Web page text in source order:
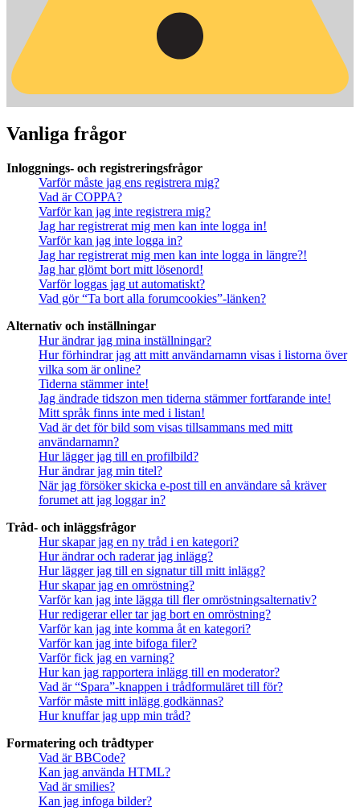
Vanliga frågor
Inloggnings- och registreringsfrågor
Varför måste jag ens registrera mig?
Vad är COPPA?
Varför kan jag inte registrera mig?
Jag har registrerat mig men kan inte logga in!
Varför kan jag inte logga in?
Jag har registrerat mig men kan inte logga in längre?!
Jag har glömt bort mitt lösenord!
Varför loggas jag ut automatiskt?
Vad gör “Ta bort alla forumcookies”-länken?
Alternativ och inställningar
Hur ändrar jag mina inställningar?
Hur förhindrar jag att mitt användarnamn visas i listorna över
vilka som är online?
Tiderna stämmer inte!
Jag ändrade tidszon men tiderna stämmer fortfarande inte!
Mitt språk finns inte med i listan!
Vad är det för bild som visas tillsammans med mitt
användarnamn?
Hur lägger jag till en profilbild?
Hur ändrar jag min titel?
När jag försöker skicka e-post till en användare så kräver
forumet att jag loggar in?
Tråd- och inläggsfrågor
Hur skapar jag en ny tråd i en kategori?
Hur ändrar och raderar jag inlägg?
Hur lägger jag till en signatur till mitt inlägg?
Hur skapar jag en omröstning?
Varför kan jag inte lägga till fler omröstningsalternativ?
Hur redigerar eller tar jag bort en omröstning?
Varför kan jag inte komma åt en kategori?
Varför kan jag inte bifoga filer?
Varför fick jag en varning?
Hur kan jag rapportera inlägg till en moderator?
Vad är “Spara”-knappen i trådformuläret till för?
Varför måste mitt inlägg godkännas?
Hur knuffar jag upp min tråd?
Formatering och trådtyper
Vad är BBCode?
Kan jag använda HTML?
Vad är smilies?
Kan jag infoga bilder?